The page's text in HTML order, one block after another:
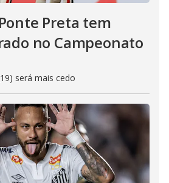
Preta tem
no Campeonato
será mais cedo